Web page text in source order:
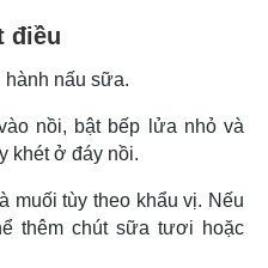
điều
hành nấu sữa.
nồi, bật bếp lửa nhỏ và
khét ở đáy nồi.
muối tùy theo khẩu vị. Nếu
thêm chút sữa tươi hoặc